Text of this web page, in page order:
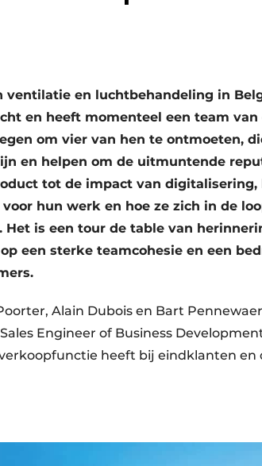
ventilatie en luchtbehandeling in
en heeft momenteel een team
om vier van hen te ontmoeten,
en helpen om de uitmuntende
tot de impact van
hun werk en hoe ze zich in de
Het is een tour de table van
een sterke teamcohesie en een
Alain Dubois en Bart
Engineer of Business
heeft bij eindklanten en